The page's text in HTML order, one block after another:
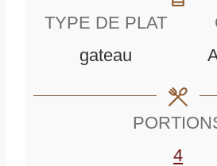
r
TYPE DE PLAT
gateau
4